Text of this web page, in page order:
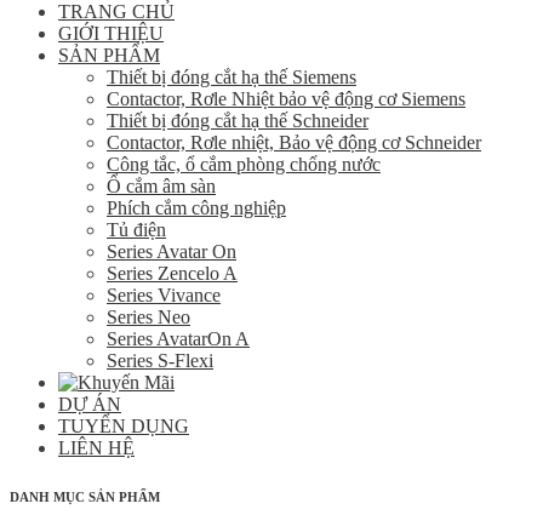
TRANG CHỦ
GIỚI THIỆU
SẢN PHẨM
Thiết bị đóng cắt hạ thế Siemens
Contactor, Rơle Nhiệt bảo vệ động cơ Siemens
Thiết bị đóng cắt hạ thế Schneider
Contactor, Rơle nhiệt, Bảo vệ động cơ Schneider
Công tắc, ổ cắm phòng chống nước
Ổ cắm âm sàn
Phích cắm công nghiệp
Tủ điện
Series Avatar On
Series Zencelo A
Series Vivance
Series Neo
Series AvatarOn A
Series S-Flexi
DỰ ÁN
TUYỂN DỤNG
LIÊN HỆ
DANH MỤC SẢN PHẨM